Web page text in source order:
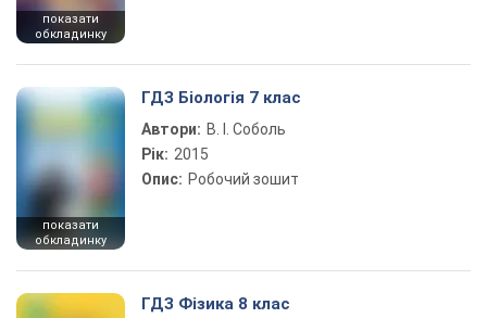
показати
обкладинку
показати
обкладинку
ГДЗ Біологія 7 клас
Автори: В. І. Соболь
Рік: 2015
Опис: Робочий зошит
ГДЗ Фізика 8 клас